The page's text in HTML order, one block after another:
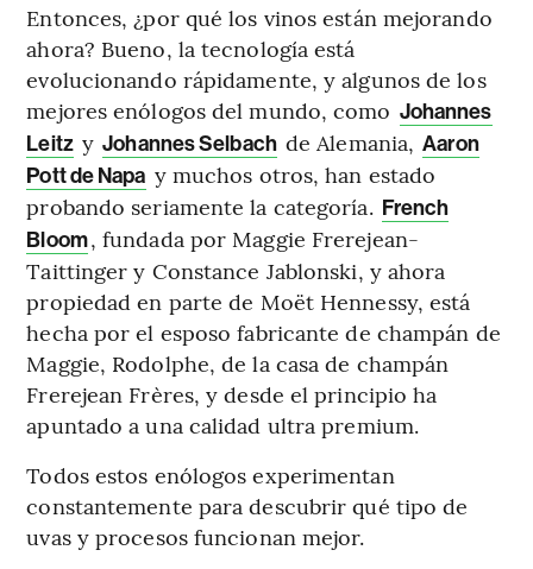
Entonces, ¿por qué los vinos están mejorando
ahora? Bueno, la tecnología está
evolucionando rápidamente, y algunos de los
mejores enólogos del mundo, como Johannes
Leitz y Johannes Selbach de Alemania, Aaron
Pott de Napa y muchos otros, han estado
probando seriamente la categoría. French
Bloom, fundada por Maggie Frerejean-
Taittinger y Constance Jablonski, y ahora
propiedad en parte de Moët Hennessy, está
hecha por el esposo fabricante de champán de
Maggie, Rodolphe, de la casa de champán
Frerejean Frères, y desde el principio ha
apuntado a una calidad ultra premium.
Todos estos enólogos experimentan
constantemente para descubrir qué tipo de
uvas y procesos funcionan mejor.